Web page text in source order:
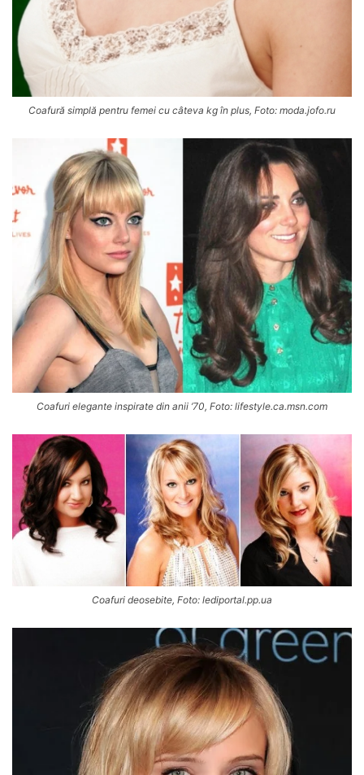
Coafură simplă pentru femei cu câteva kg în plus, Foto: moda.jofo.ru
Coafuri elegante inspirate din anii ’70, Foto: lifestyle.ca.msn.com
Coafuri deosebite, Foto: lediportal.pp.ua